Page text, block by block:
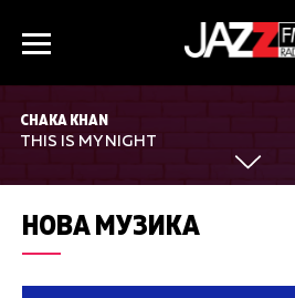
CHAKA KHAN
THIS IS MY NIGHT
НОВА МУЗИКА